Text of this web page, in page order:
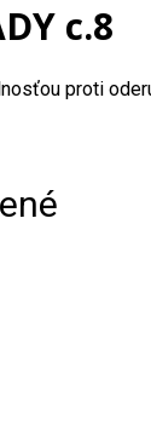
c.8
proti